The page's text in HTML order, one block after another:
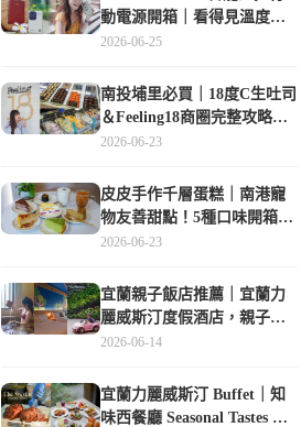
動電源開箱｜看得見溫度與
電量，外出更安心的
2026-06-25
南投埔里必買｜18度C生吐司
＆Feeling18商圈完整攻略，
在地人帶路這樣逛
2026-06-23
皮皮手作千層蛋糕｜南港寵
物友善甜點！5種口味開箱，
比Lady M便宜一半的台北隱
2026-06-23
宜蘭親子飯店推薦｜宜蘭力
麗威斯汀度假酒店，親子
房、Buffet、泳池、兒童俱樂
2026-06-14
宜蘭力麗威斯汀 Buffet｜知
味西餐廳 Seasonal Tastes 晚